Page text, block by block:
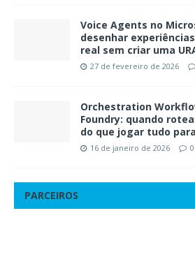
Voice Agents no
desenhar
real sem criar uma
27 de fevereiro de 2026
Orchestration
Foundry: quando
do que jogar tudo
16 de janeiro de 2026 0
PARCEIROS